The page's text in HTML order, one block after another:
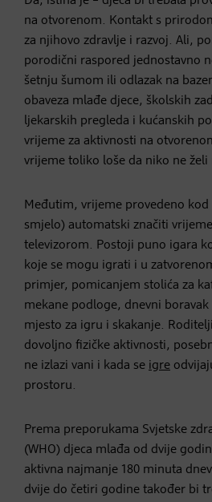
na otvorenom. Kontakt s
za njihovo zdravlje i razvoj. Ali,
porodični raspored jednostavno
šetnju šumom ili odlazak na
obaveza mlađe djece, školskih
ljekarskih pregleda i kućanskih
vrijeme za aktivnosti na
vrijeme toliko loše da niko ne
Međutim, vrijeme provedeno
smjelo) automatski značiti
televizorom. Postoji puno igara
koje se mogu igrati i u
primjer, pomicanjem stolića za
mekane podloge, dnevni
mjesto za igru i skakanje.
dovoljno fizičke aktivnosti,
ne izlazi vani i kada se igre
prostoru.
Prema preporukama Svjetske
(WHO) djeca mlađa od dvije
aktivna najmanje 180 minuta
dvije do četiri godine također bi